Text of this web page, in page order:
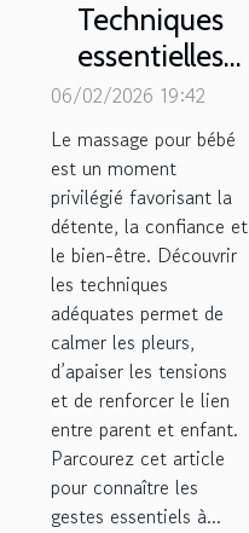
Techniques
essentielles
pour un
massage bébé
apaisant
06/02/2026 19:42
Le massage pour bébé
est un moment
privilégié favorisant la
détente, la confiance et
le bien-être. Découvrir
les techniques
adéquates permet de
calmer les pleurs,
d’apaiser les tensions
et de renforcer le lien
entre parent et enfant.
Parcourez cet article
pour connaître les
gestes essentiels à...